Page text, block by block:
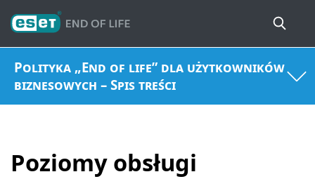
Polityka „End of life” dla użytkowników
biznesowych – Spis treści
Poziomy obsługi